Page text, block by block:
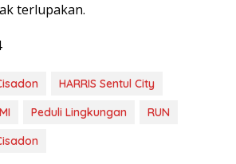
terlupakan.
HARRIS Sentul City
Peduli Lingkungan
RUN